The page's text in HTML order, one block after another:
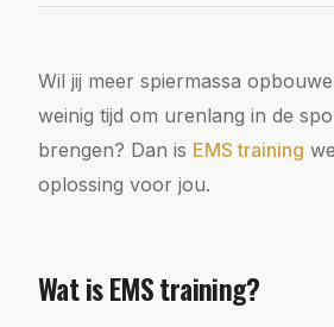
Wil jij meer spiermassa
weinig tijd om urenlang in de
brengen? Dan is EMS training
oplossing voor jou.
Wat is EMS training?